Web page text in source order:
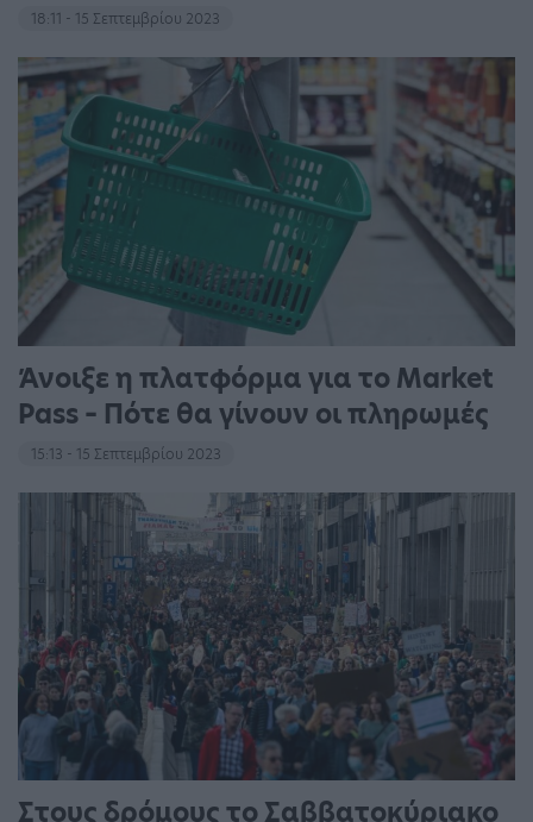
18:11 - 15 Σεπτεμβρίου 2023
Άνοιξε η πλατφόρμα για το Market
Pass – Πότε θα γίνουν οι πληρωμές
15:13 - 15 Σεπτεμβρίου 2023
Στους δρόμους το Σαββατοκύριακο